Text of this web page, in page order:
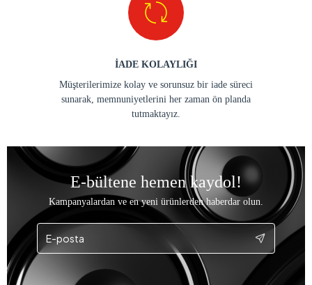
İADE KOLAYLIĞI
Müşterilerimize kolay ve sorunsuz bir iade süreci
sunarak, memnuniyetlerini her zaman ön planda
tutmaktayız.
E-bültene hemen kaydol!
Kampanyalardan ve en yeni ürünlerden haberdar olun.